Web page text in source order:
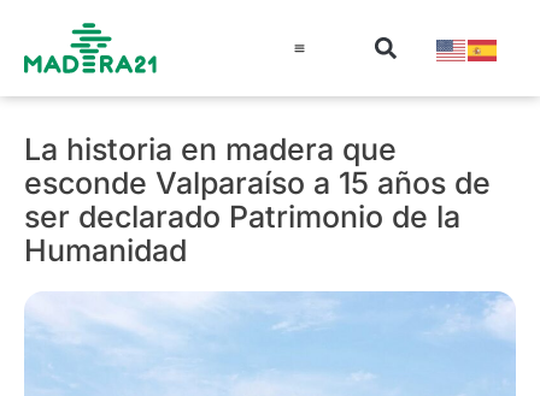
La historia en madera que
esconde Valparaíso a 15 años de
ser declarado Patrimonio de la
Humanidad